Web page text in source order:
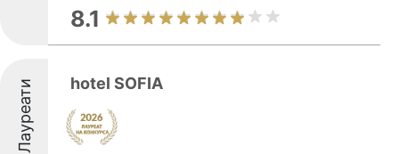
8.1
Лауреати hotel SOFIA